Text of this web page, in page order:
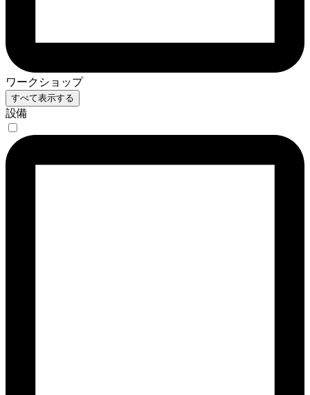
ワークショップ
すべて表示する
設備